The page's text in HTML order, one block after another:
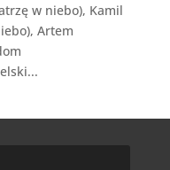
w niebo), Kamil
Artem